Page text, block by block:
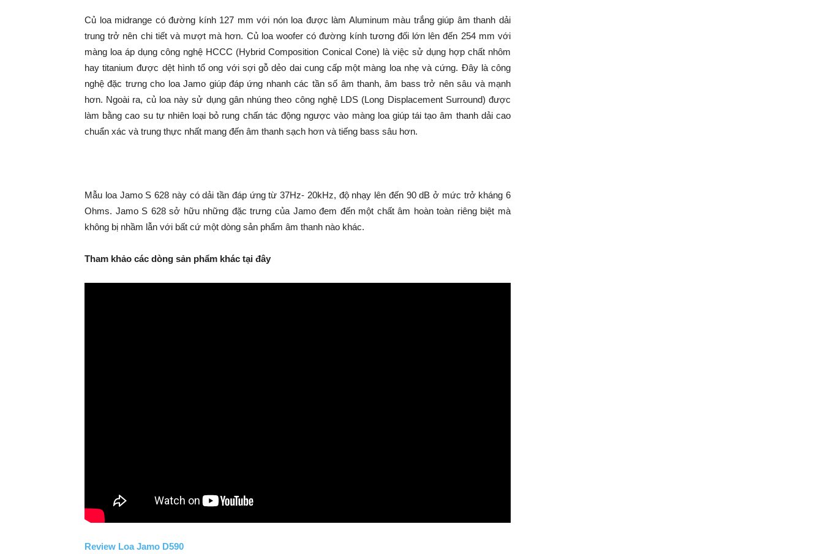
Củ loa midrange có đường kính 127 mm với nón loa được làm Aluminum màu trắng giúp âm thanh dải
trung trở nên chi tiết và mượt mà hơn. Củ loa woofer có đường kính tương đối lớn lên đến 254 mm với
màng loa áp dụng công nghệ HCCC (Hybrid Composition Conical Cone) là việc sử dụng hợp chất nhôm
hay titanium được dệt hình tổ ong với sợi gỗ dẻo dai cung cấp một màng loa nhẹ và cứng. Đây là công
nghệ đặc trưng cho loa Jamo giúp đáp ứng nhanh các tần số âm thanh, âm bass trở nên sâu và mạnh
hơn. Ngoài ra, củ loa này sử dụng gân nhúng theo công nghệ LDS (Long Displacement Surround) được
làm bằng cao su tự nhiên loại bỏ rung chấn tác động ngược vào màng loa giúp tái tạo âm thanh dải cao
chuẩn xác và trung thực nhất mang đến âm thanh sạch hơn và tiếng bass sâu hơn.
Mẫu loa Jamo S 628 này có dải tần đáp ứng từ 37Hz- 20kHz, độ nhạy lên đến 90 dB ở mức trở kháng 6
Ohms. Jamo S 628 sở hữu những đặc trưng của Jamo đem đến một chất âm hoàn toàn riêng biệt mà
không bị nhầm lẫn với bất cứ một dòng sản phẩm âm thanh nào khác.
Tham khảo các dòng sản phẩm khác tại đây
Review Loa Jamo D590